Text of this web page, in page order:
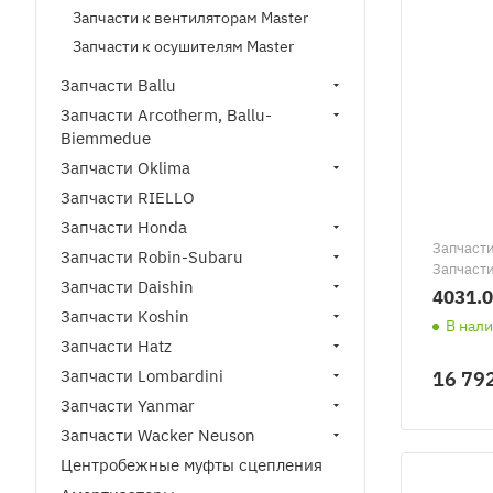
BV290/
В
16
Запчасти к вентиляторам Master
Запчасти к осушителям Master
Запчасти Ballu
Запчасти Arcotherm, Ballu-
Biemmedue
Запчасти Oklima
Запчасти RIELLO
Запчасти Honda
Запчасти Robin-Subaru
Запчасти Daishin
Запчасти Koshin
Запчасти Hatz
Запчасти Lombardini
Запчасти Yanmar
Запчасти Wacker Neuson
Центробежные муфты сцепления